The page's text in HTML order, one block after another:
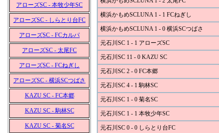
アローズSC - 本牧少年SC
アローズSC - しらとり台FC
アローズSC - FCカルパ
アローズSC - 太尾FC
アローズSC - FCねぎし
アローズSC - 横浜SCつばさ
KAZU SC - FC本郷
KAZU SC - 駒林SC
KAZU SC - 菊名SC
横浜かもめSCLUNA 1 - 1 FCねぎし
横浜かもめSCLUNA 1 - 0 横浜SCつばさ
元石川SC 1 - 1 アローズSC
元石川SC 11 - 0 KAZU SC
元石川SC 2 - 0 FC本郷
元石川SC 4 - 1 駒林SC
元石川SC 1 - 0 菊名SC
元石川SC 1 - 1 本牧少年SC
元石川SC 0 - 0 しらとり台FC